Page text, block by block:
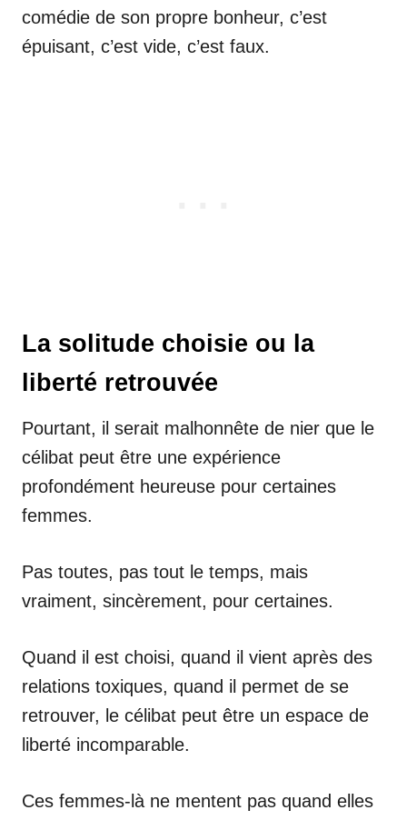
comédie de son propre bonheur, c’est
épuisant, c’est vide, c’est faux.
La solitude choisie ou la
liberté retrouvée
Pourtant, il serait malhonnête de nier que le
célibat peut être une expérience
profondément heureuse pour certaines
femmes.
Pas toutes, pas tout le temps, mais
vraiment, sincèrement, pour certaines.
Quand il est choisi, quand il vient après des
relations toxiques, quand il permet de se
retrouver, le célibat peut être un espace de
liberté incomparable.
Ces femmes-là ne mentent pas quand elles